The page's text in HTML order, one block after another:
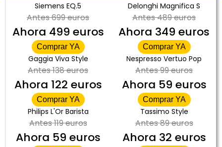
Siemens EQ.5
Antes699 euros
Ahora 499 euros
Comprar YA
Delonghi Magnifica S
Antes489 euros
Ahora 349 euros
Comprar YA
Gaggia Viva Style
Antes138 euros
Ahora 122 euros
Comprar YA
Nespresso Vertuo Pop
Antes99 euros
Ahora 59 euros
Comprar YA
Philips L'Or Barista
Antes119 euros
Ahora 59 euros
Tassimo Style
Antes89 euros
Ahora 32 euros